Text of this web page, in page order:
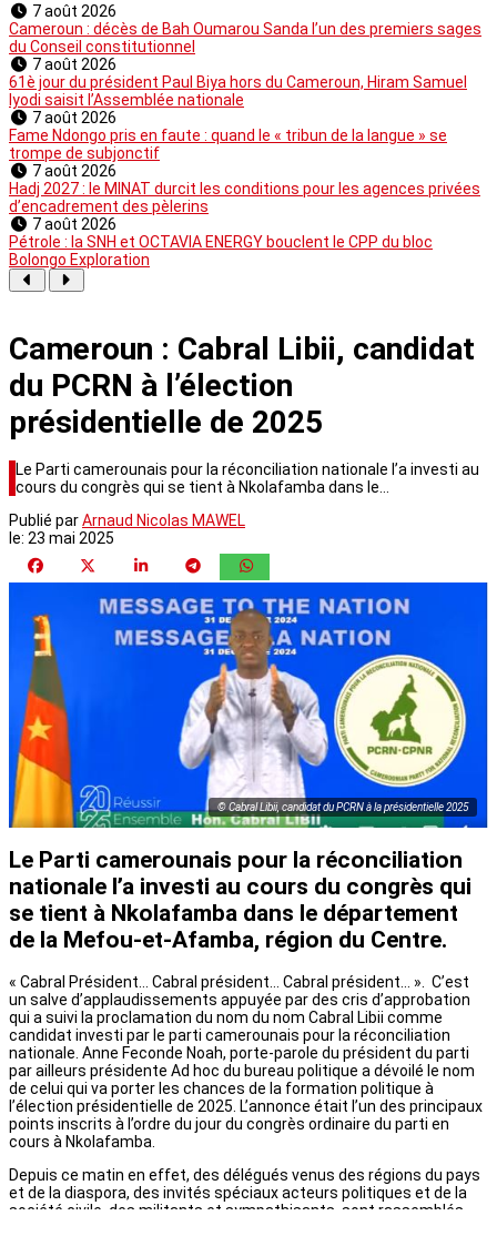
7 août 2026
Cameroun : décès de Bah Oumarou Sanda l’un des premiers sages
du Conseil constitutionnel
7 août 2026
61è jour du président Paul Biya hors du Cameroun, Hiram Samuel
Iyodi saisit l’Assemblée nationale
7 août 2026
Fame Ndongo pris en faute : quand le « tribun de la langue » se
trompe de subjonctif
7 août 2026
Hadj 2027 : le MINAT durcit les conditions pour les agences privées
d’encadrement des pèlerins
7 août 2026
Pétrole : la SNH et OCTAVIA ENERGY bouclent le CPP du bloc
Bolongo Exploration
Cameroun : Cabral Libii, candidat
du PCRN à l’élection
présidentielle de 2025
Le Parti camerounais pour la réconciliation nationale l’a investi au
cours du congrès qui se tient à Nkolafamba dans le…
Publié parArnaud Nicolas MAWEL
le: 23 mai 2025
© Cabral Libii, candidat du PCRN à la présidentielle 2025
Le Parti camerounais pour la réconciliation
nationale l’a investi au cours du congrès qui
se tient à Nkolafamba dans le département
de la Mefou-et-Afamba, région du Centre.
« Cabral Président… Cabral président… Cabral président… ». C’est
un salve d’applaudissements appuyée par des cris d’approbation
qui a suivi la proclamation du nom du nom Cabral Libii comme
candidat investi par le parti camerounais pour la réconciliation
nationale. Anne Feconde Noah, porte-parole du président du parti
par ailleurs présidente Ad hoc du bureau politique a dévoilé le nom
de celui qui va porter les chances de la formation politique à
l’élection présidentielle de 2025. L’annonce était l’un des principaux
points inscrits à l’ordre du jour du congrès ordinaire du parti en
cours à Nkolafamba.
Depuis ce matin en effet, des délégués venus des régions du pays
et de la diaspora, des invités spéciaux acteurs politiques et de la
société civile, des militants et sympathisants, sont rassemblés